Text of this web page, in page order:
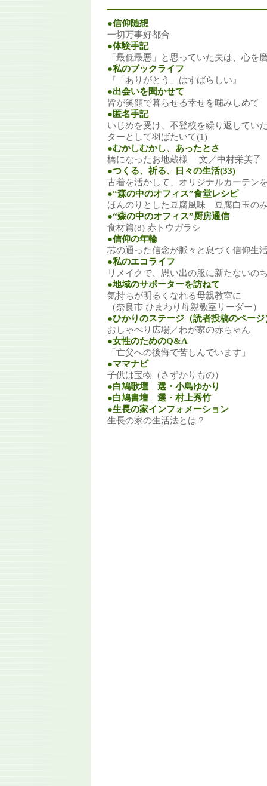
●信仰随想
一切万事好都合
●体験手記
「最低最悪」と思っていた夫は、心を
●私のブックライフ
『「ありがとう」はすばらしい』
●出会いを聞かせて
皆が笑顔で暮らせる幸せを噛みしめて
●匿名手記
いじめを受け、不登校を繰り返してい
ターとして羽ばたいて(1)
●むかしむかし、あったとさ
橋になったお地蔵様 文／中村栄美子
●つくる、祈る、日々の生活(33)
古着を活かして、オリジナルカーテン
●“森の中のオフィス”食堂レシピ
ほんのりとした豆腐風味 豆腐白玉の
●“森の中のオフィス”厨房通信
食材篇(8) 赤トウガラシ
●信仰の年輪
芯の通った信念が脈々と息づく信仰生
●私のエコライフ
リメイクで、思い出の服に新たないの
●地域のサポーターを訪ねて
気持ちが明るくなれる母親教室に
（奈良市 ひまわり母親教室リーダー）
●ひかりのステージ（読者投稿のページ
おしゃべり広場／わが家の赤ちゃん
●女性のためのQ&A
「亡父への後悔で苦しんでいます」
●ママナビ
子供は宝物（さずかりもの）
●白鳩歌壇 選・小島ゆかり
●白鳩書壇 選・村上秀竹
●生長の家インフォメーション
生長の家の生活法とは？